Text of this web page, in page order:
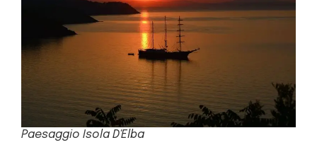
Paesaggio Isola D'Elba